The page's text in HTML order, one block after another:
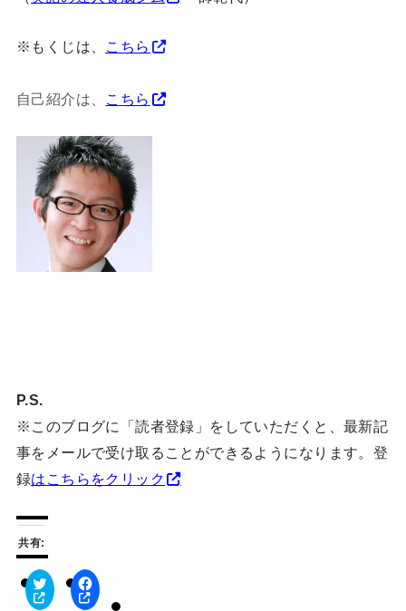
※もくじは、 こちら
自己紹介は、 こちら
P.S.
※このブログに「読者登録」をしていただくと、最新記
事をメールで受け取ることができるようになります。登
録はこちらをクリック
共有:
ク F